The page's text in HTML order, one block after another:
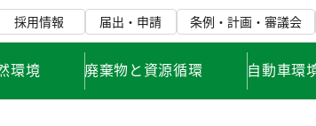
採用情報 届出・申請 条例・計画・審議会
環境 廃棄物と資源循環 自動車環